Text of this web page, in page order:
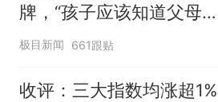
牌，“孩子应该知道父母的
不易”，称自己买衣服80%
极目新闻 661跟贴
收评：三大指数均涨超1%